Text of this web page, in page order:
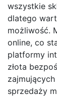
wszystkie
dlatego
możliwość.
online, co
platformy
złota
sprzedaży